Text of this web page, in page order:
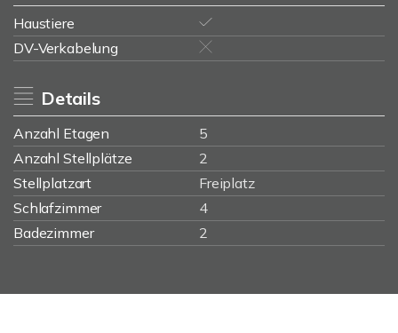
Haustiere
DV-Verkabelung
Details
Anzahl Etagen
5
Anzahl Stellplätze
2
Stellplatzart
Freiplatz
Schlafzimmer
4
Badezimmer
2